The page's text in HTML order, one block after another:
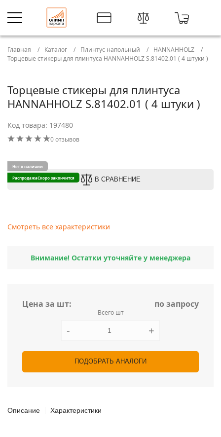
Главная Каталог Плинтус напольный
HANNAHHOLZ
Торцевые стикеры для плинтуса HANNAHHOLZ S.81402.01 ( 4 штуки )
Торцевые стикеры для плинтуса
HANNAHHOLZ S.81402.01 ( 4 штуки )
Код товара: 197480
0 отзывов
Нет в наличии
РаспродажаСкоро закончится В СРАВНЕНИЕ
Смотреть все характеристики
Внимание! Остатки уточняйте у менеджера
Цена за шт: по запросу
Всего шт
- +
ПОДОБРАТЬ АНАЛОГИ
Описание Характеристики